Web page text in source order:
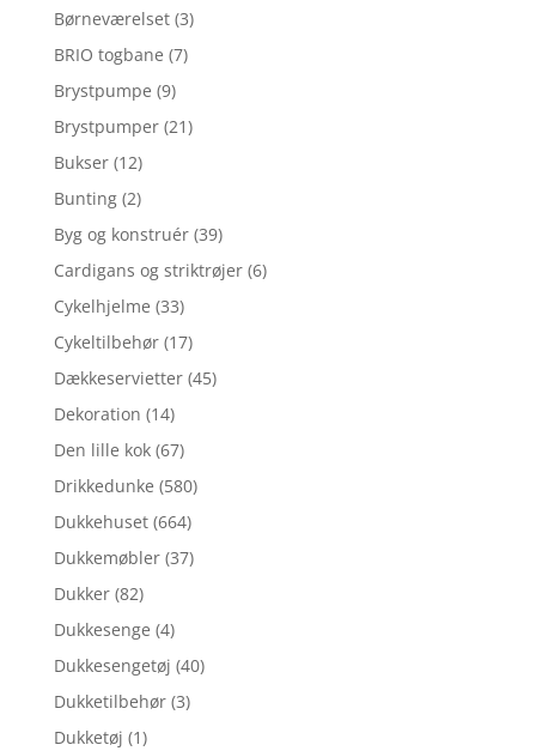
Børneværelset (3)
BRIO togbane (7)
Brystpumpe (9)
Brystpumper (21)
Bukser (12)
Bunting (2)
Byg og konstruér (39)
Cardigans og striktrøjer (6)
Cykelhjelme (33)
Cykeltilbehør (17)
Dækkeservietter (45)
Dekoration (14)
Den lille kok (67)
Drikkedunke (580)
Dukkehuset (664)
Dukkemøbler (37)
Dukker (82)
Dukkesenge (4)
Dukkesengetøj (40)
Dukketilbehør (3)
Dukketøj (1)